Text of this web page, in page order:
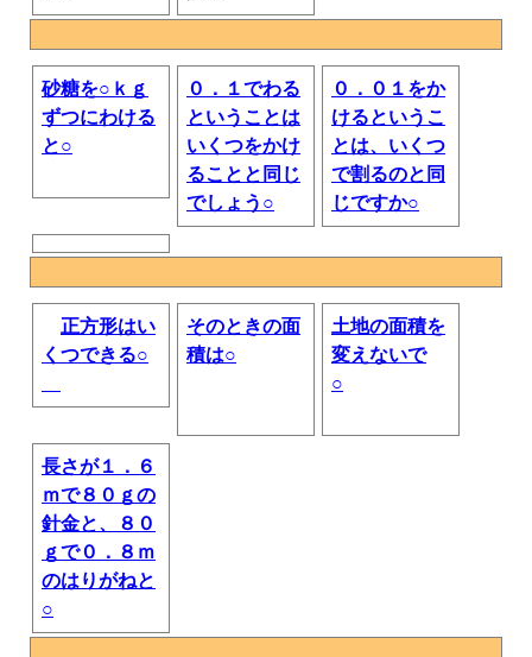
砂糖を○ｋｇ
ずつにわける
と○
０．１でわる
ということは
いくつをかけ
ることと同じ
でしょう○
０．０１をか
けるというこ
とは、いくつ
で割るのと同
じですか○
正方形はい
くつできる○
そのときの面
積は○
土地の面積を
変えないで
○
長さが１．６
ｍで８０ｇの
針金と、８０
ｇで０．８ｍ
のはりがねと
○